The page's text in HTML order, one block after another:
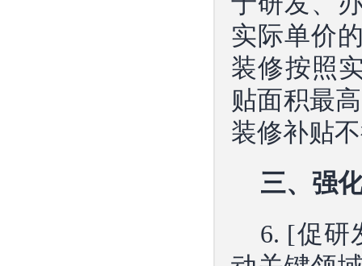
实际单价
装修按照
贴面积最
装修补贴
三、强
6. [促研